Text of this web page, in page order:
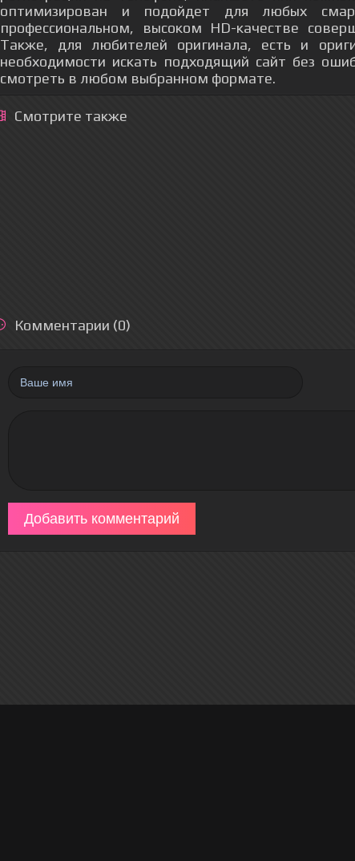
оптимизирован и подойдет для любых
профессиональном, высоком HD-качестве
Также, для любителей оригинала, есть и
необходимости искать подходящий сайт без
смотреть в любом выбранном формате.
Смотрите также
Комментарии (0)
Добавить комментарий